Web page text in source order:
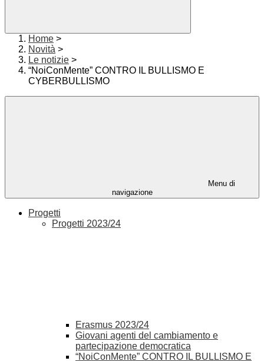
Home >
Novità >
Le notizie >
“NoiConMente” CONTRO IL BULLISMO E
CYBERBULLISMO
Menu di
navigazione
Progetti
Progetti 2023/24
Erasmus 2023/24
Giovani agenti del cambiamento e
partecipazione democratica
“NoiConMente” CONTRO IL BULLISMO E